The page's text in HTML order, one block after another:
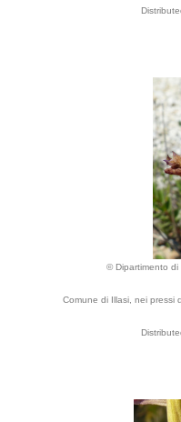
© Dipartimento di
Comune di Illasi, nei pressi